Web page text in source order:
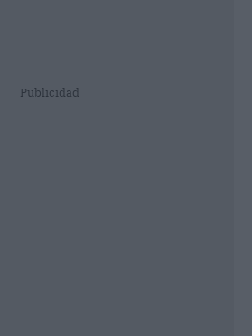
Publicidad